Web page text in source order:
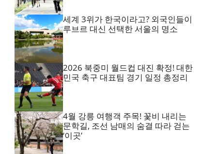
세계 3위가 한국이라고? 외국인들이
루브르 대신 선택한 서울의 명소
2026 북중미 월드컵 대진 확정! 대한
민국 축구 대표팀 경기 일정 총정리
4월 강릉 여행객 주목! 꽃비 내리는
문학길, 조선 남매의 숨결 따라 걷는
‘이곳’